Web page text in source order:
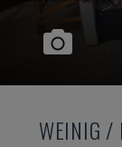
WEINIG /